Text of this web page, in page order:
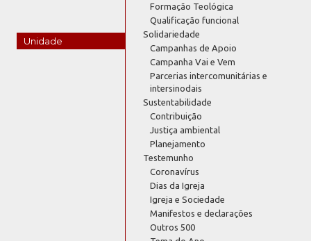
Unidade
Formação Teológica
Qualificação funcional
Solidariedade
Campanhas de Apoio
Campanha Vai e Vem
Parcerias intercomunitárias e
intersinodais
Sustentabilidade
Contribuição
Justiça ambiental
Planejamento
Testemunho
Coronavírus
Dias da Igreja
Igreja e Sociedade
Manifestos e declarações
Outros 500